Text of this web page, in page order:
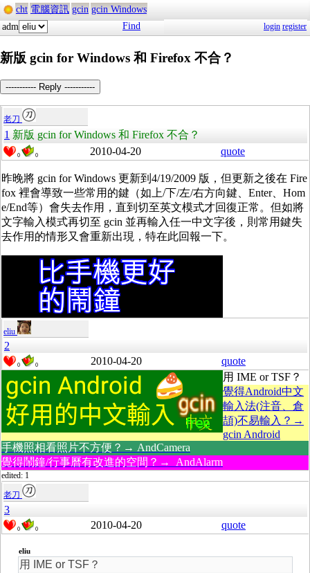
cht 電腦資訊 gcin gcin Windows
adm
Find login register
新版 gcin for Windows 和 Firefox 不合？
----------- Reply -----------
老刀
1 新版 gcin for Windows 和 Firefox 不合？
0 0 2010-04-20 quote
昨晚將 gcin for Windows 更新到4/19/2009 版，但更新之後在 Fire
fox 裡會導致一些常用的鍵（如上/下/左/右方向鍵、Enter、Hom
e/End等）會失去作用，直到切至英文模式才回復正常。但如將
文字輸入模式再切至 gcin 並再輸入任一中文字後，則常用鍵失
去作用的情形又會重新出現，特在此回報一下。
eliu
2
0 0 2010-04-20
quote
用 IME or TSF？
覺得Android中文
輸入法(注音、倉
頡)不易輸入？→
gcin Android
手機照相看照片不方便？→ AndCamera
覺得鬧鐘/行事曆有改進的空間？→ AndAlarm
edited: 1
老刀
3
0 0 2010-04-20 quote
eliu
用 IME or TSF？